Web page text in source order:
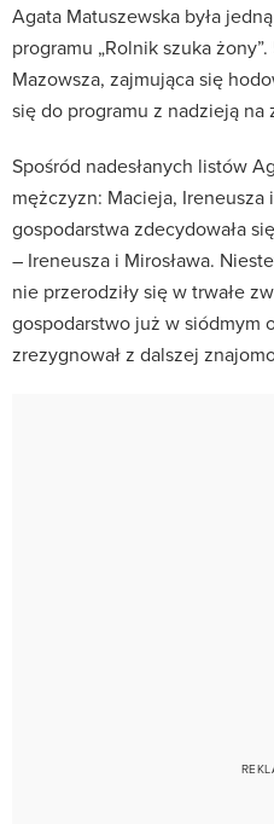
Agata Matuszewska była
programu „Rolnik szuka żony”.
Mazowsza, zajmująca się
się do programu z nadzieją
Spośród nadesłanych listów
mężczyzn: Macieja, Ireneusza
gospodarstwa zdecydowała
– Ireneusza i Mirosława.
nie przerodziły się w trwałe
gospodarstwo już w siódmym
zrezygnował z dalszej